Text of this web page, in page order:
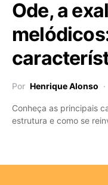
Ode, a
Por Henrique Alonso
Conheça as principais
estrutura e como se